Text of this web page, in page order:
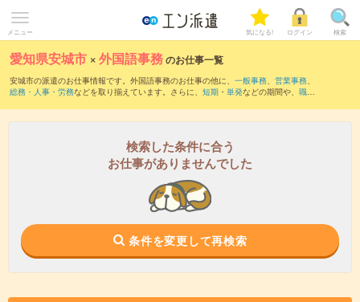
メニュー 気になる! ログイン 検索
愛知県安城市 ×外国語事務のお仕事一覧
安城市の派遣のお仕事情報です。外国語事務のお仕事の他に、 一般事務、 営業事務、
総務・人事・労務などを取り揃えています。さらに、 短期 ・ 単発などの期間や、 職種
検索した条件に合う
お仕事がありませんでした
条件を変更して再検索